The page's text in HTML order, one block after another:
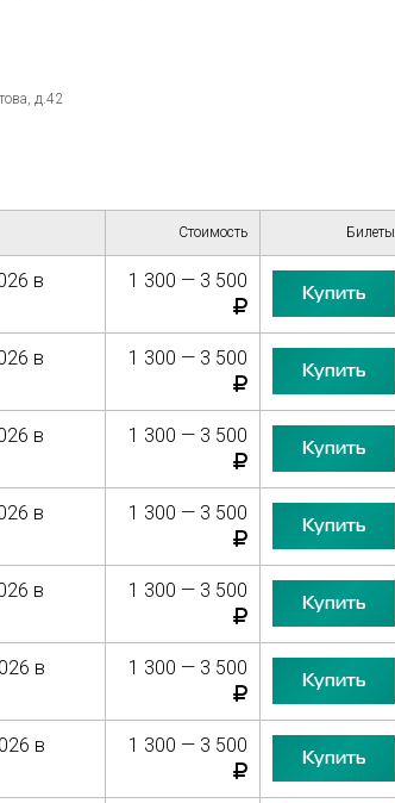
д.42
Стоимость Билеты
в
1 300 — 3 500
Купить
в
1 300 — 3 500
Купить
в
1 300 — 3 500
Купить
в
1 300 — 3 500
Купить
в
1 300 — 3 500
Купить
в
1 300 — 3 500
Купить
в
1 300 — 3 500
Купить